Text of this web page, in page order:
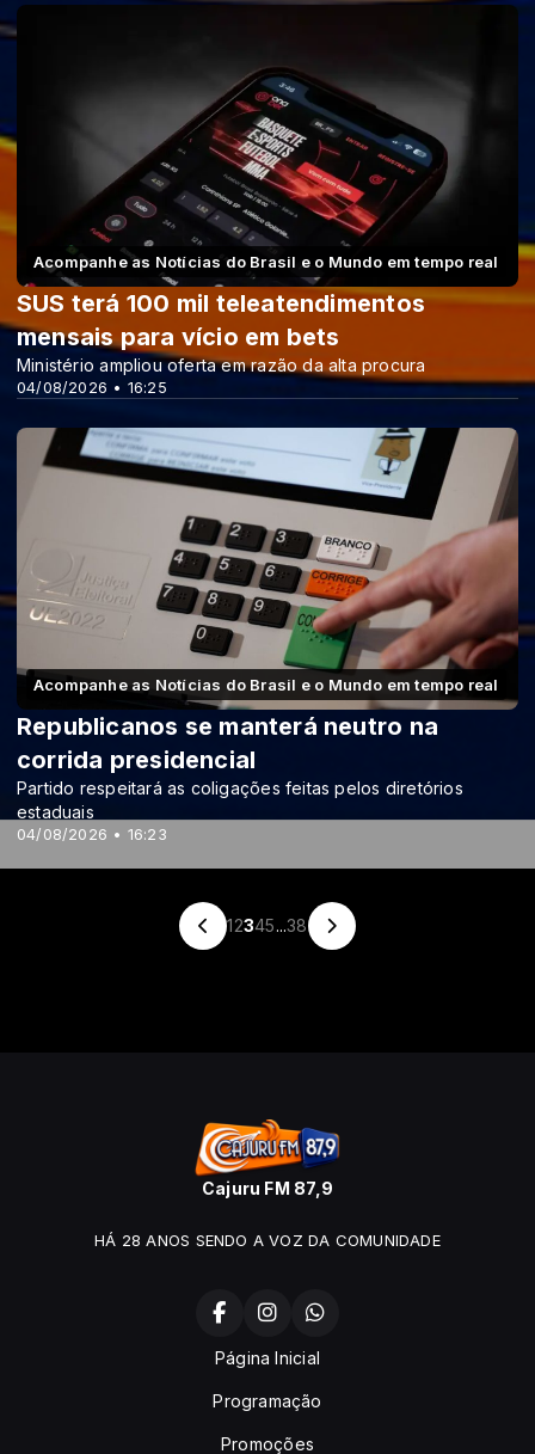
Acompanhe as Notícias do Brasil e o Mundo em tempo real
04/08/2026 • 16:25
SUS terá 100 mil teleatendimentos
mensais para vício em bets
Ministério ampliou oferta em razão da alta procura
Acompanhe as Notícias do Brasil e o Mundo em tempo real
04/08/2026 • 16:23
Republicanos se manterá neutro na
corrida presidencial
Partido respeitará as coligações feitas pelos diretórios
estaduais
12345...38
Cajuru FM 87,9
HÁ 28 ANOS SENDO A VOZ DA COMUNIDADE
Página Inicial
Programação
Promoções